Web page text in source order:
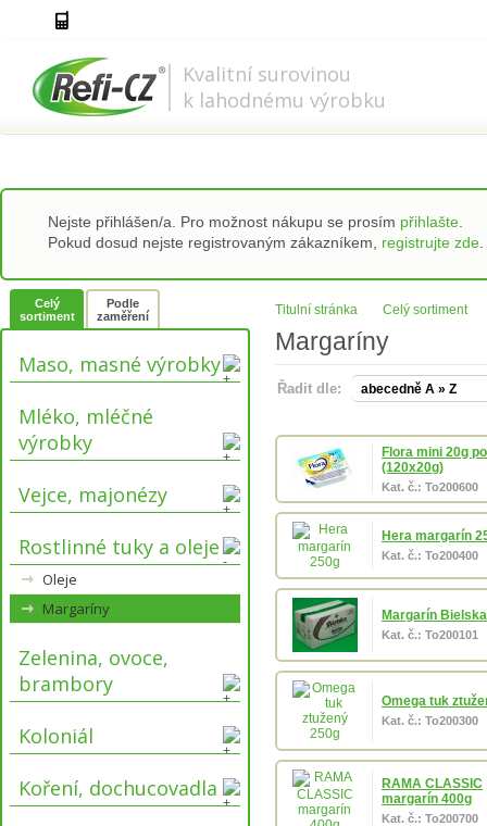
Kvalitní surovinou
k lahodnému výrobku
Nejste přihlášen/a. Pro možnost nákupu se prosím přihlašte
Pokud dosud nejste registrovaným zákazníkem, registrujte zde
Titulní stránka Celý sortiment
Margaríny
Řadit dle:
Flora mini 20g
(120x20g)
Kat. č.: To200600
Hera margarín
Kat. č.: To200400
Margarín Bielska
Kat. č.: To200101
Omega tuk
Kat. č.: To200300
RAMA CLASSIC
margarín 400g
Kat. č.: To200700
Celý
sortiment
Podle
zaměření
Maso, masné výrobky
Mléko, mléčné
výrobky
Vejce, majonézy
Rostlinné tuky a oleje
Oleje
Margaríny
Zelenina, ovoce,
brambory
Koloniál
Koření, dochucovadla